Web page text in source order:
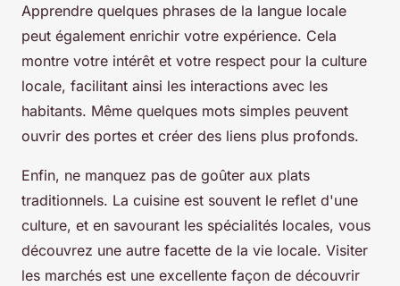
Apprendre quelques phrases de la langue locale
peut également enrichir votre expérience. Cela
montre votre intérêt et votre respect pour la culture
locale, facilitant ainsi les interactions avec les
habitants. Même quelques mots simples peuvent
ouvrir des portes et créer des liens plus profonds.
Enfin, ne manquez pas de goûter aux plats
traditionnels. La cuisine est souvent le reflet d'une
culture, et en savourant les spécialités locales, vous
découvrez une autre facette de la vie locale. Visiter
les marchés est une excellente façon de découvrir